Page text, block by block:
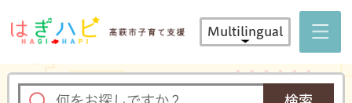
はぎハピ
Multilingual